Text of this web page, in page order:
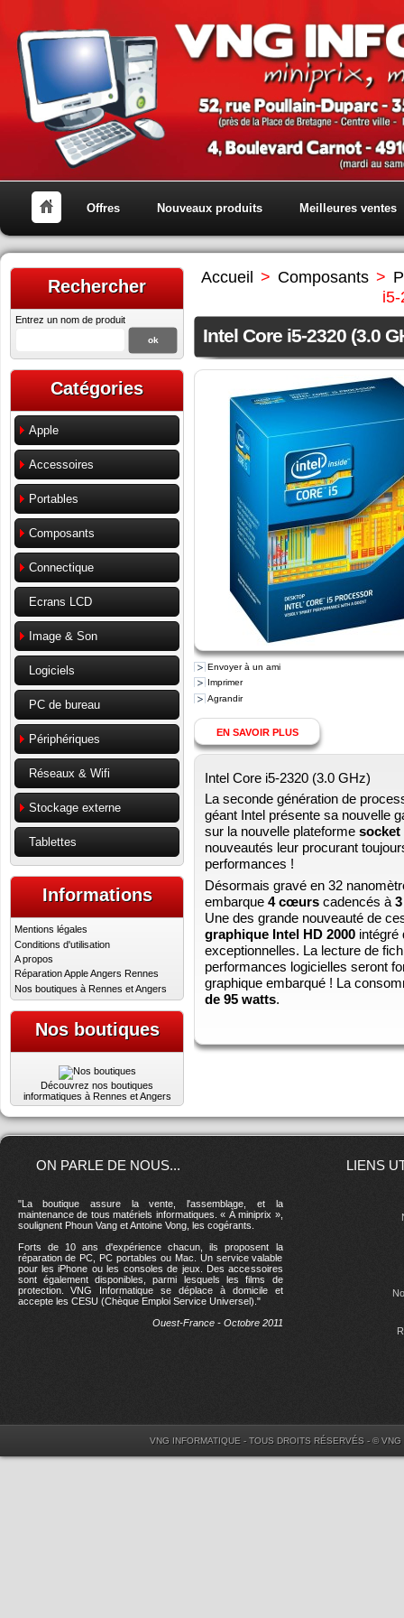
Offres Nouveaux produits Meilleures ventes
Rechercher
Entrez un nom de produit
Catégories
Apple
Accessoires
Portables
Composants
Connectique
Ecrans LCD
Image & Son
Logiciels
PC de bureau
Périphériques
Réseaux & Wifi
Stockage externe
Tablettes
Informations
Mentions légales
Conditions d'utilisation
A propos
Réparation Apple Angers Rennes
Nos boutiques à Rennes et Angers
Nos boutiques
Découvrez nos boutiques
informatiques à Rennes et Angers
Accueil > Composants >
Intel Core i5-2320 (3.0
Envoyer à un ami
Imprimer
Agrandir
EN SAVOIR PLUS
Intel Core i5-2320 (3.0 GHz)
La seconde génération de
géant Intel présente sa nouvelle
sur la nouvelle plateforme socket
nouveautés leur procurant
performances !
Désormais gravé en 32
embarque 4 cœurs cadencés à
Une des grande nouveauté de
graphique Intel HD 2000 intégré
exceptionnelles. La lecture de
performances logicielles seront
graphique embarqué ! La
de 95 watts.
ON PARLE DE NOUS...
"La boutique assure la vente, l'assemblage, et la
maintenance de tous matériels informatiques. « À miniprix »,
soulignent Phoun Vang et Antoine Vong, les cogérants.
Forts de 10 ans d'expérience chacun, ils proposent la
réparation de PC, PC portables ou Mac. Un service valable
pour les iPhone ou les consoles de jeux. Des accessoires
sont également disponibles, parmi lesquels les films de
protection. VNG Informatique se déplace à domicile et
accepte les CESU (Chèque Emploi Service Universel)."
Ouest-France - Octobre 2011
LIENS
VNG INFORMATIQUE - TOUS DROITS RÉSERVÉS - ©